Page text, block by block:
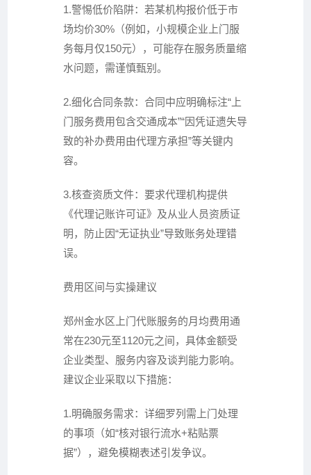
1.警惕低价陷阱：若某机构报价低于市
场均价30%（例如，小规模企业上门服
务每月仅150元），可能存在服务质量缩
水问题，需谨慎甄别。
2.细化合同条款：合同中应明确标注“上
门服务费用包含交通成本”“因凭证遗失导
致的补办费用由代理方承担”等关键内
容。
3.核查资质文件：要求代理机构提供
《代理记账许可证》及从业人员资质证
明，防止因“无证执业”导致账务处理错
误。
费用区间与实操建议
郑州金水区上门代账服务的月均费用通
常在230元至1120元之间，具体金额受
企业类型、服务内容及谈判能力影响。
建议企业采取以下措施：
1.明确服务需求：详细罗列需上门处理
的事项（如“核对银行流水+粘贴票
据”），避免模糊表述引发争议。